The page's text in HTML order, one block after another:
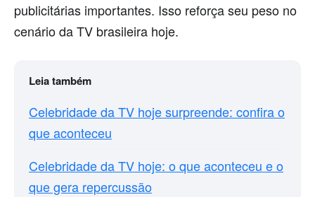
publicitárias importantes. Isso reforça seu peso no
cenário da TV brasileira hoje.
Leia também
Celebridade da TV hoje surpreende: confira o
que aconteceu
Celebridade da TV hoje: o que aconteceu e o
que gera repercussão